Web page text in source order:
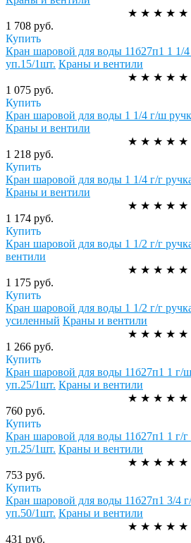
★ ★ ★ ★ ★
1 708 руб.
Купить
Кран шаровой для воды 11б27п1 1 1/
уп.15/1шт. Краны и вентили
★ ★ ★ ★ ★
1 075 руб.
Купить
Кран шаровой для воды 1 1/4 г/ш
Краны и вентили
★ ★ ★ ★ ★
1 218 руб.
Купить
Кран шаровой для воды 1 1/4 г/г
Краны и вентили
★ ★ ★ ★ ★
1 174 руб.
Купить
Кран шаровой для воды 1 1/2 г/г
вентили
★ ★ ★ ★ ★
1 175 руб.
Купить
Кран шаровой для воды 1 1/2 г/г
усиленный Краны и вентили
★ ★ ★ ★ ★
1 266 руб.
Купить
Кран шаровой для воды 11б27п1 1 г/
уп.25/1шт. Краны и вентили
★ ★ ★ ★ ★
760 руб.
Купить
Кран шаровой для воды 11б27п1 1 г/
уп.25/1шт. Краны и вентили
★ ★ ★ ★ ★
753 руб.
Купить
Кран шаровой для воды 11б27п1 3/4
уп.50/1шт. Краны и вентили
★ ★ ★ ★ ★
431 руб.